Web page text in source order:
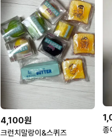
4,100원
크런치말랑이&스퀴즈 종